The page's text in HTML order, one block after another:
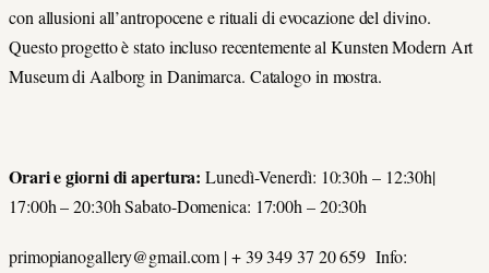
con allusioni all’antropocene e rituali di evocazione del divino.
Questo progetto è stato incluso recentemente al Kunsten Modern Art
Museum di Aalborg in Danimarca. Catalogo in mostra.
Orari e giorni di apertura:Lunedì-Venerdì: 10:30h – 12:30h|
17:00h – 20:30h Sabato-Domenica: 17:00h – 20:30h
primopianogallery@gmail.com | + 39 349 37 20 659 Info: